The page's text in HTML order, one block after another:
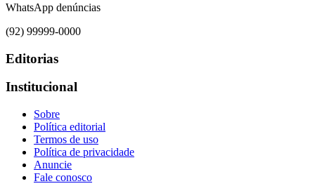
WhatsApp denúncias
(92) 99999-0000
Editorias
Institucional
Sobre
Política editorial
Termos de uso
Política de privacidade
Anuncie
Fale conosco